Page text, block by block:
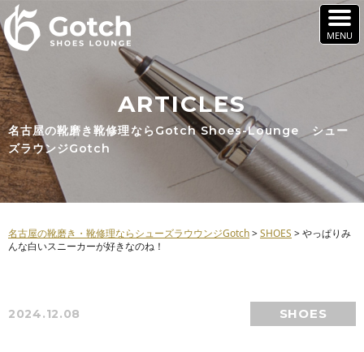
ARTICLES
名古屋の靴磨き靴修理ならGotch Shoes-Lounge シュー
ズラウンジGotch
名古屋の靴磨き・靴修理ならシューズラウウンジGotch>SHOES >やっぱりみ
んな白いスニーカーが好きなのね！
2024.12.08 SHOES